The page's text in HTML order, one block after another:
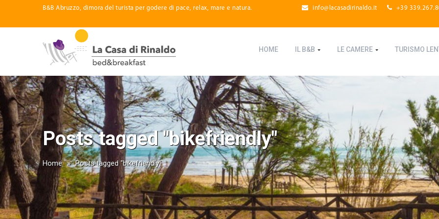
B&B Abruzzo, dimora del turista per godere di pace, relax, mare e natura. info@lacasadirinaldo.it +39
HOME IL B&B LE CAMERE TURISMO
Posts tagged "bikefriendly"
Home » Posts tagged "bikefriendly"